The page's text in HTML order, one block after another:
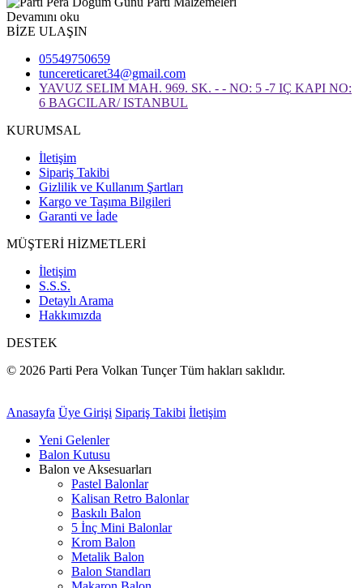
Devamını oku
BİZE ULAŞIN
05549750659
tuncereticaret34@gmail.com
YAVUZ SELIM MAH. 969. SK. - - NO: 5 -7 IÇ KAPI NO:
6 BAGCILAR/ ISTANBUL
KURUMSAL
İletişim
Sipariş Takibi
Gizlilik ve Kullanım Şartları
Kargo ve Taşıma Bilgileri
Garanti ve İade
MÜŞTERİ HİZMETLERİ
İletişim
S.S.S.
Detaylı Arama
Hakkımızda
DESTEK
© 2026 Parti Pera Volkan Tunçer Tüm hakları saklıdır.
Anasayfa Üye Girişi Sipariş Takibi İletişim
Yeni Gelenler
Balon Kutusu
Balon ve Aksesuarları
Pastel Balonlar
Kalisan Retro Balonlar
Baskılı Balon
5 İnç Mini Balonlar
Krom Balon
Metalik Balon
Balon Standları